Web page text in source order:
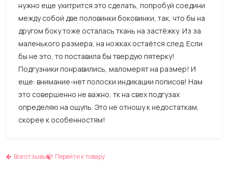
нужно еще ухитрится это сделать, попробуй соедини
между собой две половинки боковинки, так, что бы на
другом боку тоже осталась ткань на застёжку. Из за
маленького размера, на ножках остаётся след. Если
бы не это, то поставила бы твердую пятерку!
Подгузники понравились, маломерят на размер! И
еще: внимание-нет полоски индикации пописов! Нам
это совершенно не важно, тк на свех подгузах
определяю на ощупь. Это не отношу к недостаткам,
скорее к особенностям!
Все отзывы Перейти к товару